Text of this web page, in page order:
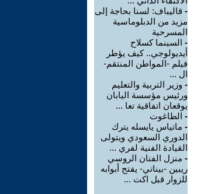
- قاليباف: لسنا بحاجة إلى
مزيد من الدبلوماسية
المسرحية
- السينما كسلاح
أيديولوجي.. كيف يؤطر
فيلم -المواطن المنتقم-
ال ...
- وزير التربية والتعليم
ورئيس مؤسسة اليابان
يوقعان اتفاقية تعا ...
- الطاغوت
- ماتياس يايسله يترك
الدوري السعودي ويتولى
القيادة الفنية لفري ...
- منزل الفنان الروسي
ريبين -بيناتي- يفتح أبوابه
للزوار قبل اكت ...